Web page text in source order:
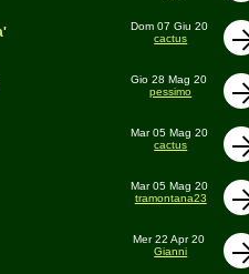
Dom 07 Giu 20
cactus
Gio 28 Mag 20
pessimo
Mar 05 Mag 20
cactus
Mar 05 Mag 20
tramontana23
Mer 22 Apr 20
Gianni